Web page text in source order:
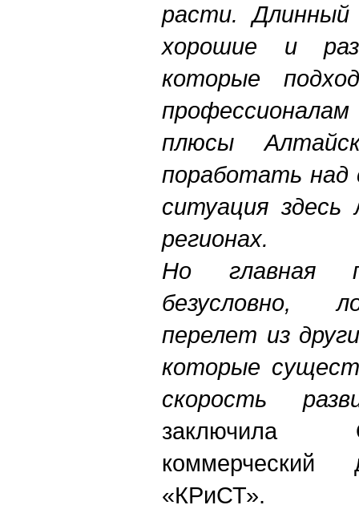
расти. Длинный
хорошие и
которые
плюсы
поработать над
ситуация
регионах.
Но главная
безусловно,
перелет из
которые
скорость
заключила
коммерческий
«КРиСТ».